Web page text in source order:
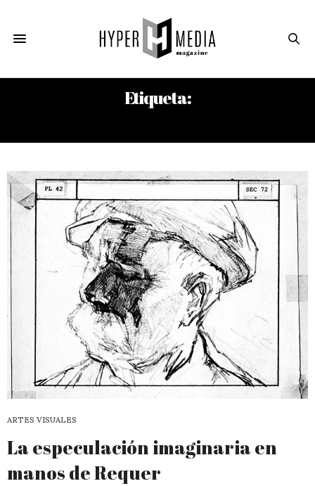
Etiqueta:
ARTES VISUALES
La especulación imaginaria en
manos de Requer